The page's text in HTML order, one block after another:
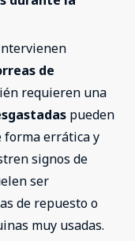
de
requieren una
pueden
forma errática y
signos de
ser
de repuesto o
muy usadas.